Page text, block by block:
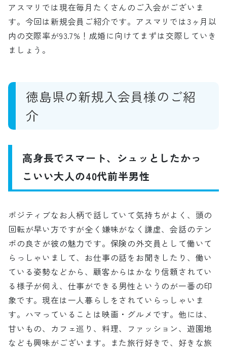
アスマリでは現在毎月たくさんのご入会がございま
す。今回は新規会員ご紹介です。アスマリでは3ヶ月以
内の交際率が93.7%！成婚に向けてまずは交際していき
ましょう。
徳島県の新規入会員様のご紹
介
高身長でスマート、シュッとしたかっ
こいい大人の40代前半男性
ポジティブなお人柄で話していて気持ちがよく、頭の
回転が早い方ですが全く嫌味がなく謙虚、会話のテン
ポの良さが彼の魅力です。保険の外交員として働いて
らっしゃいまして、お仕事の話をお聞きしたり、働い
ている姿勢などから、顧客からはかなり信頼されてい
る様子が伺え、仕事ができる男性というのが一番の印
象です。現在は一人暮らしをされていらっしゃいま
す。ハマっていることは映画・グルメです。他には、
甘いもの、カフェ巡り、料理、ファッション、遊園地
なども興味がございます。また旅行好きで、好きな旅